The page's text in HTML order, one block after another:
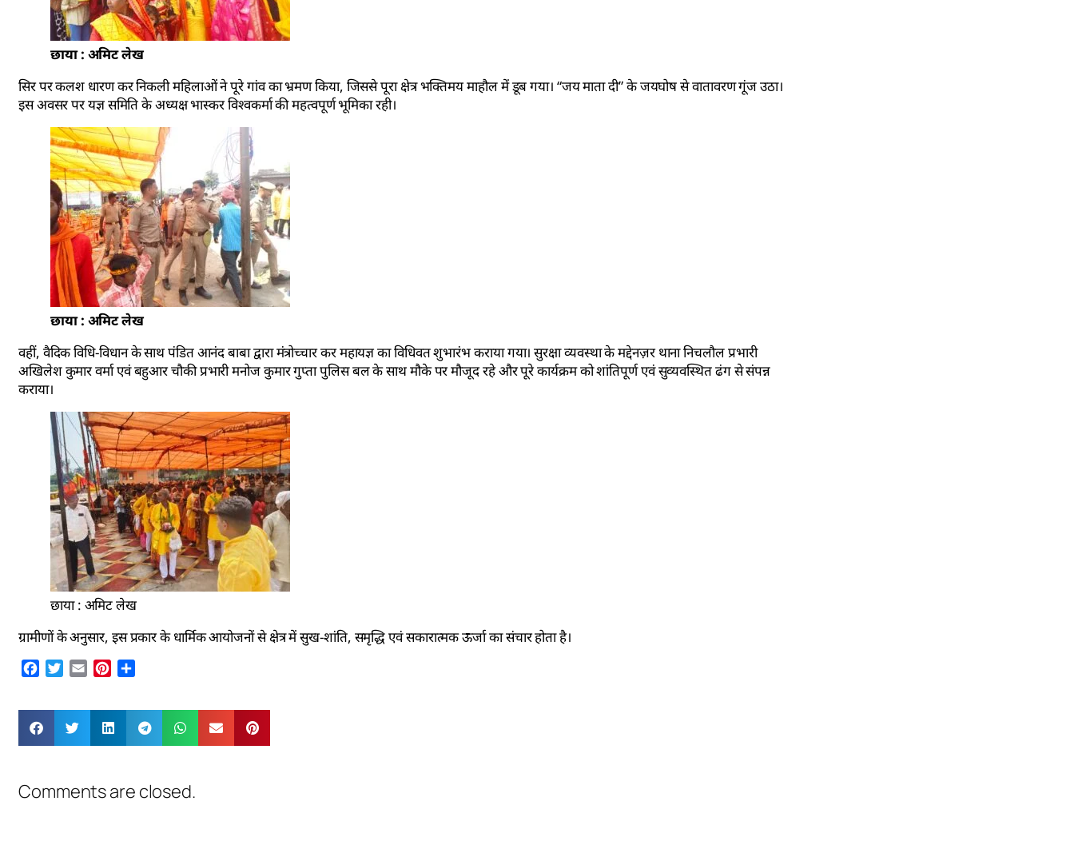
छाया : अमिट लेख
सिर पर कलश धारण कर निकली महिलाओं ने पूरे गांव का भ्रमण किया, जिससे पूरा क्षेत्र भक्तिमय माहौल में डूब गया। “जय माता दी” के जयघोष से वातावरण गूंज उठा।
इस अवसर पर यज्ञ समिति के अध्यक्ष भास्कर विश्वकर्मा की महत्वपूर्ण भूमिका रही।
छाया : अमिट लेख
वहीं, वैदिक विधि-विधान के साथ पंडित आनंद बाबा द्वारा मंत्रोच्चार कर महायज्ञ का विधिवत शुभारंभ कराया गया। सुरक्षा व्यवस्था के मद्देनज़र थाना निचलौल प्रभारी
अखिलेश कुमार वर्मा एवं बहुआर चौकी प्रभारी मनोज कुमार गुप्ता पुलिस बल के साथ मौके पर मौजूद रहे और पूरे कार्यक्रम को शांतिपूर्ण एवं सुव्यवस्थित ढंग से संपन्न
कराया।
छाया : अमिट लेख
ग्रामीणों के अनुसार, इस प्रकार के धार्मिक आयोजनों से क्षेत्र में सुख-शांति, समृद्धि एवं सकारात्मक ऊर्जा का संचार होता है।
Facebook
Twitter
Email Pinterest
Comments are closed.